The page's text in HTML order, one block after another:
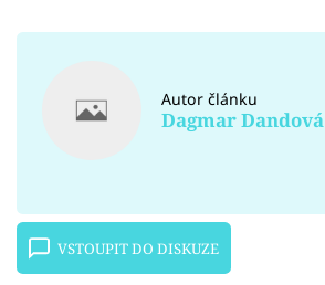
Autor článku
Dagmar Dandová
VSTOUPIT DO DISKUZE